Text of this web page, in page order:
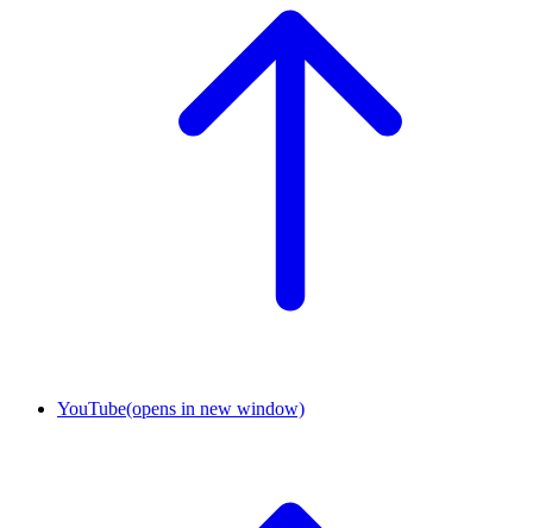
YouTube(opens in new window)